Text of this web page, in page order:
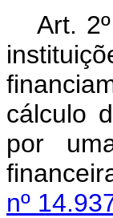
Art.
cálculo
por
nº